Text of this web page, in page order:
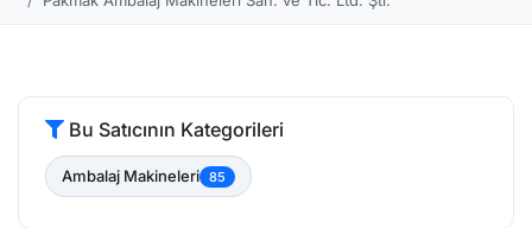
Bu Satıcının Kategorileri
Ambalaj Makineleri 85